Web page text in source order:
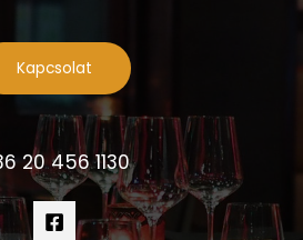
Kapcsolat
20 456 1130